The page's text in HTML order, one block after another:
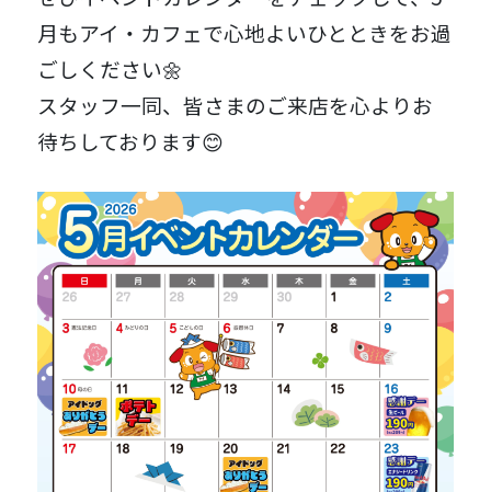
月もアイ・カフェで心地よいひとときをお過
ごしください🌼
スタッフ一同、皆さまのご来店を心よりお
待ちしております😊